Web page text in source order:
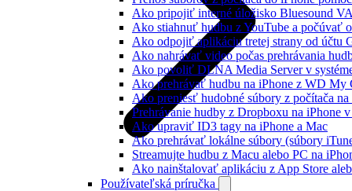
Ako pripojiť interné úložisko Bluesound
Ako stiahnuť hudbu z YouTube a počúvať
Ako odpojiť aplikáciu tretej strany od účtu
Ako nahrávať video počas prehrávania
Ako povoliť DLNA Media Server v
Ako prehrávať hudbu na iPhone z WD My
Ako preniesť hudobné súbory z počítača
Prehrávanie hudby z Dropboxu na iPhone
Ako upraviť ID3 tagy na iPhone a Mac
Ako prehrávať lokálne súbory (súbory
Streamujte hudbu z Macu alebo PC na
Ako nainštalovať aplikáciu z App Store
Používateľská príručka